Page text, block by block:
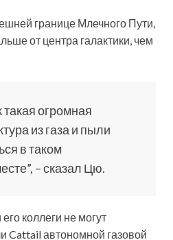
границе Млечного Пути,
от центра галактики, чем
огромная
из газа и пыли
в таком
– сказал Цю.
коллеги не могут
Cattail автономной газовой